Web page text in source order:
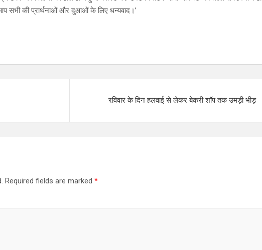
की प्रार्थनाओं और दुआओं के लिए धन्यवाद।’
रविवार के दिन हलवाई से लेकर बेकरी शॉप तक उमड़ी भीड़
Required fields are marked *